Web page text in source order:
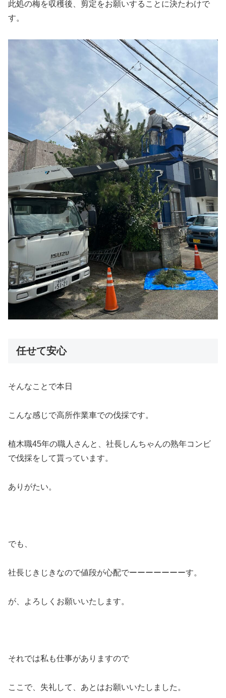
此処の梅を収穫後、剪定をお願いすることに決たわけで
す。
任せて安心
そんなことで本日
こんな感じで高所作業車での伐採です。
植木職45年の職人さんと、社長しんちゃんの熟年コンビ
で伐採をして貰っています。
ありがたい。
でも、
社長じきじきなので値段が心配でーーーーーーーす。
が、よろしくお願いいたします。
それでは私も仕事がありますので
ここで、失礼して、あとはお願いいたしました。